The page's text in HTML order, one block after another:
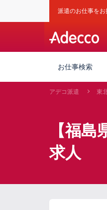
派遣のお仕事をお
お仕事検索
アデコ派遣 東
【福
求人